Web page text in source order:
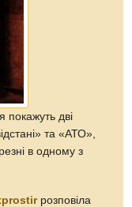
покажуть дві
та «АТО»,
в одному з
розповіла